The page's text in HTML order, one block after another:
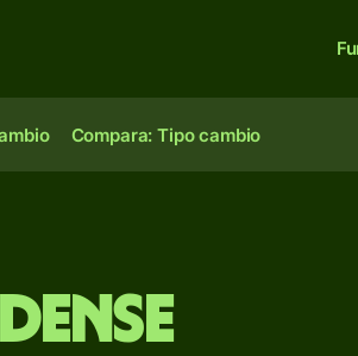
Compara: Tipo cambio